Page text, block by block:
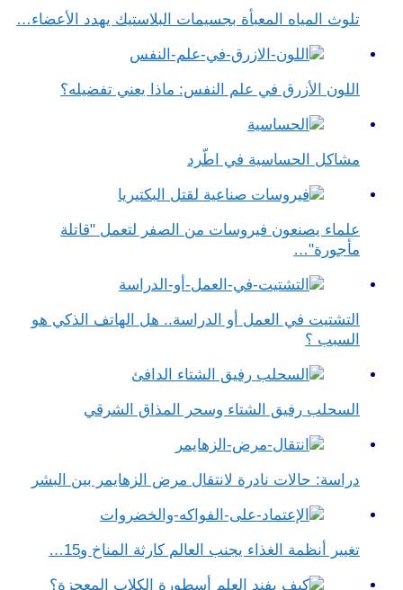
تلوث المياه المعبأة بجسيمات البلاستيك يهدد الأعضاء…
اللون الأزرق في علم النفس​: ماذا يعني تفضيله؟
مشاكل الحساسية في اطّرد
علماء يصنعون فيروسات من الصفر لتعمل "قاتلة
مأجورة"…
التشتيت في العمل أو الدراسة.. هل الهاتف الذكي هو
السبب ؟
السحلب رفيق الشتاء وسحر المذاق الشرقي
دراسة: حالات نادرة لانتقال مرض الزهايمر بين البشر
تغيير أنظمة الغذاء يجنب العالم كارثة المناخ و15…